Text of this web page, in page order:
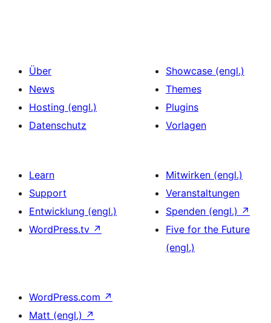
Über
News
Hosting (engl.)
Datenschutz
Showcase (engl.)
Themes
Plugins
Vorlagen
Learn
Support
Entwicklung (engl.)
WordPress.tv ↗
Mitwirken (engl.)
Veranstaltungen
Spenden (engl.) ↗
Five for the Future
(engl.)
WordPress.com ↗
Matt (engl.) ↗